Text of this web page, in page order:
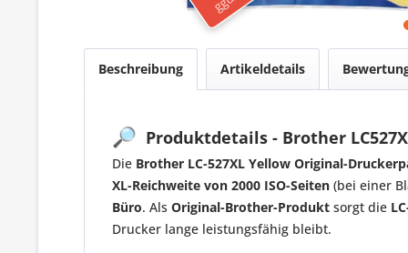
Beschreibung Artikeldetails
🔎 Produktdetails - Brother
Die Brother LC-527XL Yellow Original-
XL-Reichweite von 2000 ISO-Seiten (bei einer
Büro. Als Original-Brother-Produkt sorgt die
Drucker lange leistungsfähig bleibt.